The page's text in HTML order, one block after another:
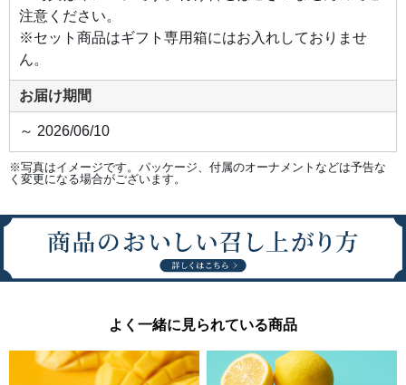
注意ください。
※セット商品はギフト専用箱にはお入れしておりませ
ん。
お届け期間
～ 2026/06/10
※写真はイメージです。パッケージ、付属のオーナメントなどは予告な
く変更になる場合がございます。
よく一緒に見られている商品